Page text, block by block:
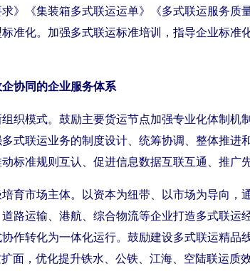
》《集装箱多式联运运单》《多式联运服务质
准化。加强多式联运标准培训，指导企业标准
同的企业服务体系
模式。鼓励主要货运节点加强专业化体制机
式联运业务的制度设计、统筹协调、整体推进
标准规则互认、促进信息数据互联互通、推广
市场主体。以资本为纽带、以市场为导向，
路运输、港航、综合物流等企业打造多式联运
作转化为一体化运行。鼓励建设多式联运精品
扩面，优化提升铁水、公铁、江海、空陆联运质效